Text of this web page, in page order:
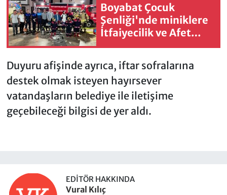
Boyabat Çocuk
Şenliği'nde miniklere
İtfaiyecilik ve Afet
Eğitim
Duyuru afişinde ayrıca, iftar sofralarına
destek olmak isteyen hayırsever
vatandaşların belediye ile iletişime
geçebileceği bilgisi de yer aldı.
EDITÖR HAKKINDA
Vural Kılıç